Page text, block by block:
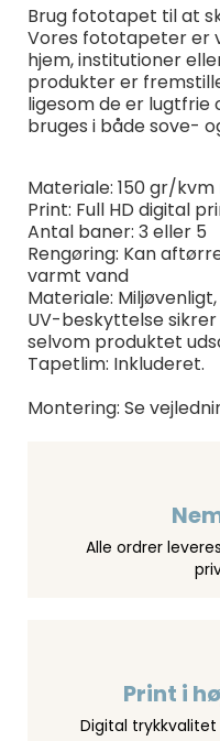
Brug fototapet til at
Vores fototapeter er
hjem, institutioner
produkter er
ligesom de er lugtfrie
bruges i både sove-
Materiale: 150 gr/
Print: Full HD digital
Antal baner: 3 eller 5
Rengøring: Kan
varmt vand
Materiale:
UV-beskyttelse
selvom produktet
Tapetlim: Inkluderet.
Montering: Se
Alle ordrer
Print i
Digital